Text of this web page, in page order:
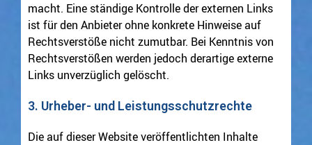
macht. Eine ständige Kontrolle der externen Links
ist für den Anbieter ohne konkrete Hinweise auf
Rechtsverstöße nicht zumutbar. Bei Kenntnis von
Rechtsverstößen werden jedoch derartige externe
Links unverzüglich gelöscht.
3. Urheber- und Leistungsschutzrechte
Die auf dieser Website veröffentlichten Inhalte